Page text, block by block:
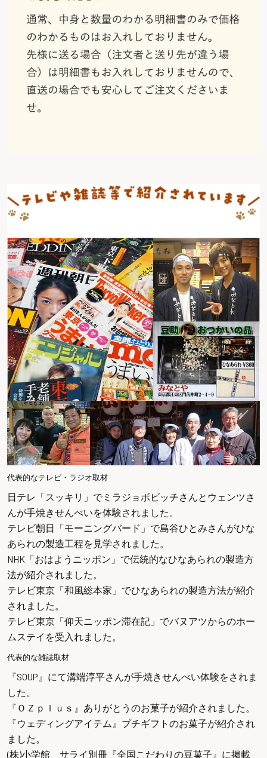
代表的なテレビ・ラジオ取材
日テレ「スッキリ」 でミラジョボビッチさんとウェンツさ
んが手焼きせんべいを体験されました。
テレビ朝日「モーニングバード」 で島谷ひとみさんがひな
あられの製造工程を見学されました。
NHK「おはようニッポン」 で伝統的なひなあられの製造方
法が紹介されました。
テレビ東京「和風総本家」 でひなあられの製造方法が紹介
されました。
テレビ東京「仰天ニッポン滞在記」 でバヌアツからのホー
ムステイを受入れました。
代表的な雑誌取材
『SOUP』 にて溝端淳平さんが手焼きせんべい体験をされま
した。
『ＯＺｐｌｕｓ』 ありがとうのお菓子が紹介されました。
『ウェディングアイテム』 プチギフトのお菓子が紹介され
ました。
(株)小学館 サライ別冊『全国こだわりの豆菓子』 に掲載